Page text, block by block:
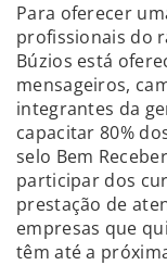
Para oferecer
profissionais do
Búzios está
mensageiros,
integrantes da
capacitar 80%
selo Bem
participar dos
prestação de
empresas que
têm até a